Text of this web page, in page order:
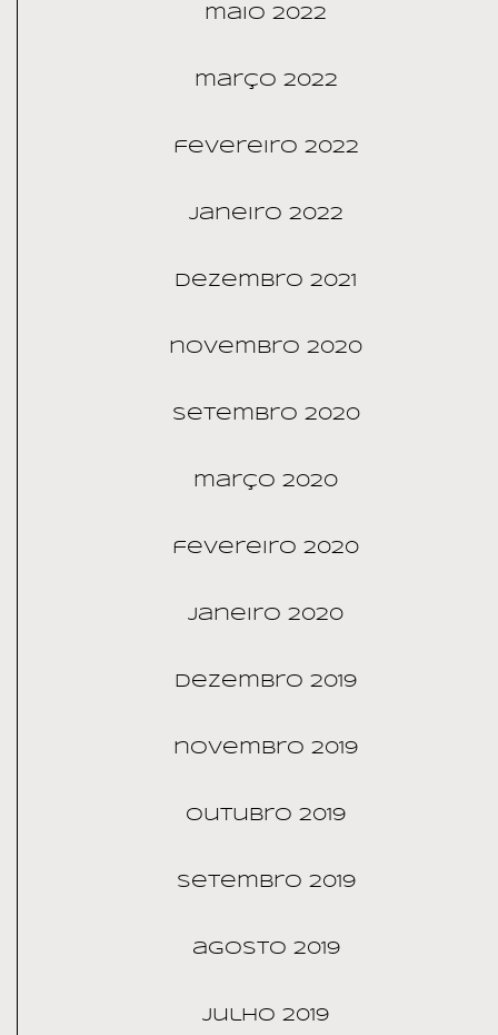
maio 2022
março 2022
fevereiro 2022
janeiro 2022
dezembro 2021
novembro 2020
setembro 2020
março 2020
fevereiro 2020
janeiro 2020
dezembro 2019
novembro 2019
outubro 2019
setembro 2019
agosto 2019
julho 2019